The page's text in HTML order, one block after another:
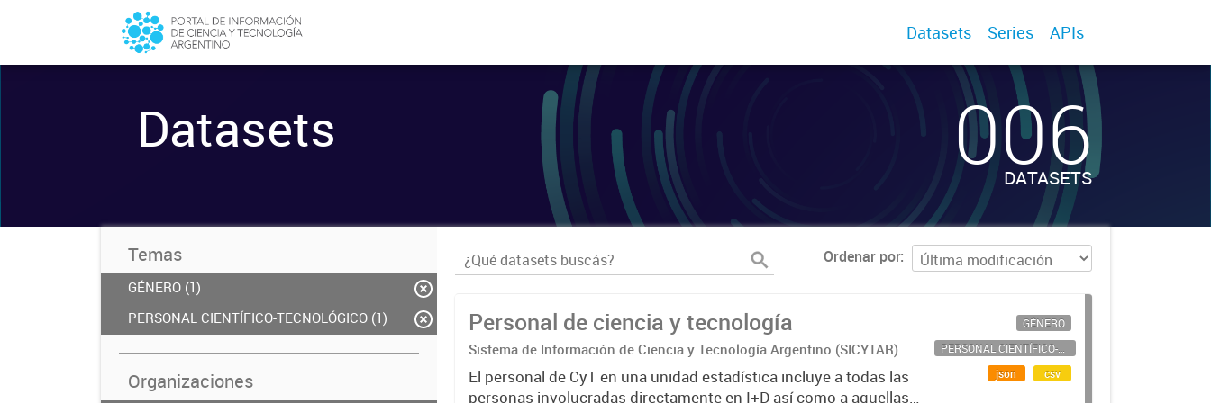
Datasets Series APIs
Datasets
- 006
DATASETS
Temas
GÉNERO (1)
PERSONAL CIENTÍFICO-TECNOLÓGICO (1)
Organizaciones
Ordenar por
Personal de ciencia y tecnología
Sistema de Información de Ciencia y Tecnología Argentino (SICYTAR)
El personal de CyT en una unidad estadística incluye a todas las
personas involucradas directamente en I+D así como a aquellas
GÉNERO
PERSONAL CIENTÍFICO-TECNOLÓGICO
json
csv